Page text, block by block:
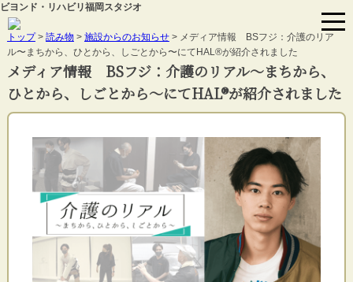
ビヨンド・リハビリ福岡スタジオ
トップ> 読み物 > 施設からのお知らせ> メディア情報 BSフジ：介護のリア
ル〜まちから、ひとから、しごとから〜にてHAL®が紹介されました
メディア情報 BSフジ：介護のリアル〜まちから、
ひとから、しごとから〜にてHAL®が紹介されました